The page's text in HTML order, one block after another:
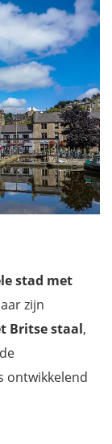
stad met
zijn
Britse staal,
ontwikkelend